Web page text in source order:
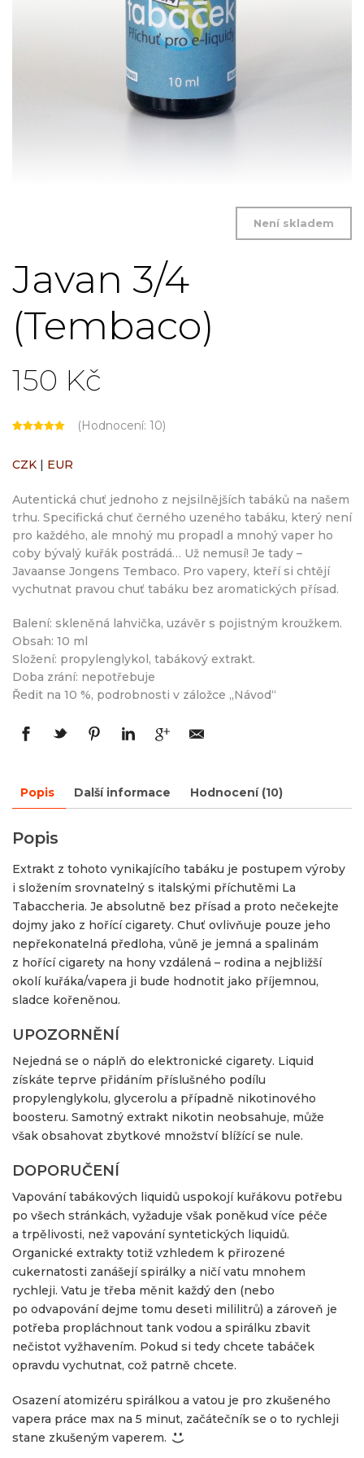
Není skladem
Javan 3/4
(Tembaco)
150 Kč
(Hodnocení: 10)
CZK | EUR
Autentická chuť jednoho z nejsilnějších tabáků na našem
trhu. Specifická chuť černého uzeného tabáku, který není
pro každého, ale mnohý mu propadl a mnohý vaper ho
coby bývalý kuřák postrádá… Už nemusí! Je tady –
Javaanse Jongens Tembaco. Pro vapery, kteří si chtějí
vychutnat pravou chuť tabáku bez aromatických přísad.
Balení: skleněná lahvička, uzávěr s pojistným kroužkem.
Obsah: 10 ml
Složení: propylenglykol, tabákový extrakt.
Doba zrání: nepotřebuje
Ředit na 10 %, podrobnosti v záložce „Návod“
Popis Další informace Hodnocení (10)
Popis
Extrakt z tohoto vynikajícího tabáku je postupem výroby
i složením srovnatelný s italskými příchutěmi La
Tabaccheria. Je absolutně bez přísad a proto nečekejte
dojmy jako z hořící cigarety. Chuť ovlivňuje pouze jeho
nepřekonatelná předloha, vůně je jemná a spalinám
z hořící cigarety na hony vzdálená – rodina a nejbližší
okolí kuřáka/vapera ji bude hodnotit jako příjemnou,
sladce kořeněnou.
UPOZORNĚNÍ
Nejedná se o náplň do elektronické cigarety. Liquid
získáte teprve přidáním příslušného podílu
propylenglykolu, glycerolu a případně nikotinového
boosteru. Samotný extrakt nikotin neobsahuje, může
však obsahovat zbytkové množství blížící se nule.
DOPORUČENÍ
Vapování tabákových liquidů uspokojí kuřákovu potřebu
po všech stránkách, vyžaduje však poněkud více péče
a trpělivosti, než vapování syntetických liquidů.
Organické extrakty totiž vzhledem k přirozené
cukernatosti zanášejí spirálky a ničí vatu mnohem
rychleji. Vatu je třeba měnit každý den (nebo
po odvapování dejme tomu deseti mililitrů) a zároveň je
potřeba propláchnout tank vodou a spirálku zbavit
nečistot vyžhavením. Pokud si tedy chcete tabáček
opravdu vychutnat, což patrně chcete.
Osazení atomizéru spirálkou a vatou je pro zkušeného
vapera práce max na 5 minut, začátečník se o to rychleji
stane zkušeným vaperem.